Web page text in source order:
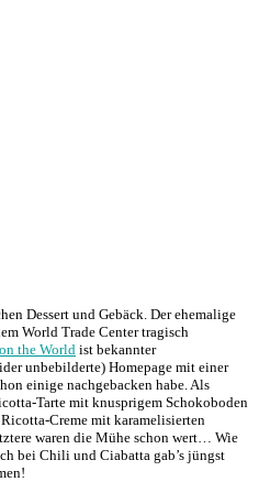
Dessert und Gebäck. Der ehemalige
World Trade Center tragisch
the World ist bekannter
unbebilderte) Homepage mit einer
einige nachgebacken habe. Als
Tarte mit knusprigem Schokoboden
Creme mit karamelisierten
waren die Mühe schon wert… Wie
bei Chili und Ciabatta gab’s jüngst